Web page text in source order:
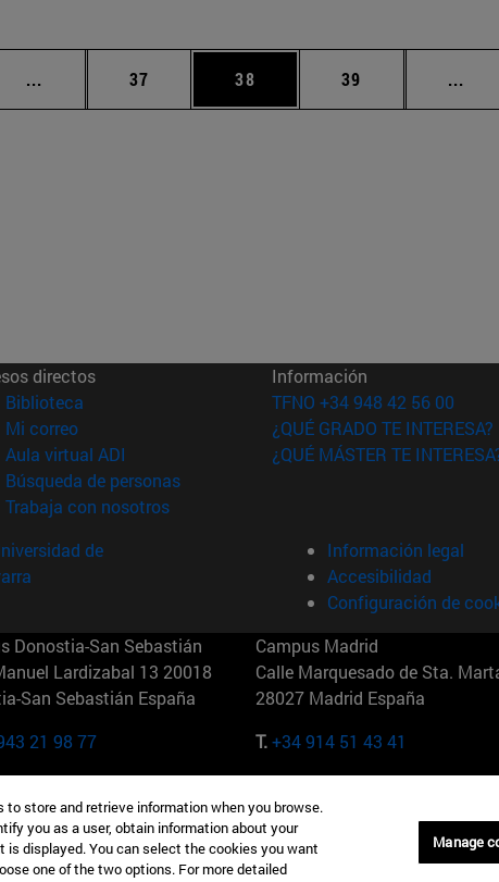
... Páginas intermedias Use TAB para desplazarse.
Página
37 Página
38 Página
39 ...
directos
Biblioteca (abre en nueva ventana)
Mi correo(abre en nueva ventana)
Aula virtual ADI (abre en nueva ventana)
Búsqueda de personas(abre en nueva ventana)
Trabaja con nosotros(abre en nueva ventana)
Información
TFNO +34 948 42 56 00
¿QUÉ GRADO TE INTERESA?
¿QUÉ MÁSTER TE
de
Información legal
Accesibilidad
Configuración de
Donostia-San Sebastián
Lardizabal 13 20018
San Sebastián España
21 98 77
Campus Madrid
Calle Marquesado de Sta.
28027 Madrid España
T.+34 914 51 43 41
St 10019-2201 Nueva York Maria-Theresia-Straße 15
Múnich Alemania
store and retrieve information when you browse.
you as a user, obtain information about your
displayed. You can select the cookies you want
one of the two options. For more detailed
Manage